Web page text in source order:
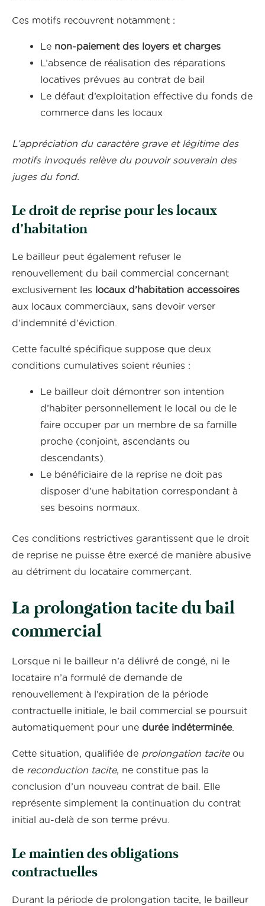
Ces motifs recouvrent notamment :
Le non-paiement des loyers et charges
L’absence de réalisation des réparations
locatives prévues au contrat de bail
Le défaut d’exploitation effective du fonds de
commerce dans les locaux
L’appréciation du caractère grave et légitime des
motifs invoqués relève du pouvoir souverain des
juges du fond.
Le droit de reprise pour les locaux
d’habitation
Le bailleur peut également refuser le
renouvellement du bail commercial concernant
exclusivement les locaux d’habitation accessoires
aux locaux commerciaux, sans devoir verser
d’indemnité d’éviction.
Cette faculté spécifique suppose que deux
conditions cumulatives soient réunies :
Le bailleur doit démontrer son intention
d’habiter personnellement le local ou de le
faire occuper par un membre de sa famille
proche (conjoint, ascendants ou
descendants).
Le bénéficiaire de la reprise ne doit pas
disposer d’une habitation correspondant à
ses besoins normaux.
Ces conditions restrictives garantissent que le droit
de reprise ne puisse être exercé de manière abusive
au détriment du locataire commerçant.
La prolongation tacite du bail
commercial
Lorsque ni le bailleur n’a délivré de congé, ni le
locataire n’a formulé de demande de
renouvellement à l’expiration de la période
contractuelle initiale, le bail commercial se poursuit
automatiquement pour une durée indéterminée.
Cette situation, qualifiée de prolongation taciteou
de reconduction tacite, ne constitue pas la
conclusion d’un nouveau contrat de bail. Elle
représente simplement la continuation du contrat
initial au-delà de son terme prévu.
Le maintien des obligations
contractuelles
Durant la période de prolongation tacite, le bailleur